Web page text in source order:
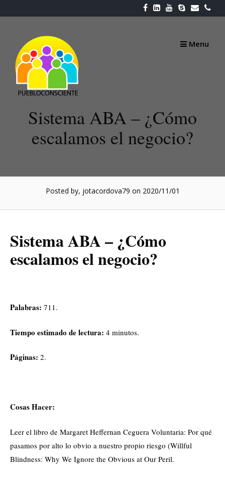
to
Menu
Sistema ABA – ¿Cómo
escalamos el negocio?
Posted by, jotacordova79 on 2020/11/01
Sistema ABA – ¿Cómo
escalamos el negocio?
Palabras: 711.
Tiempo estimado de lectura: 4 minutos.
Páginas: 2.
Cosas Hacer:
Leer el libro de Margaret Heffernan Ceguera Voluntaria: Por qué
pasamos por alto lo obvio a nuestro propio riesgo (Willful
Blindness: Why We Ignore the Obvious at Our Peril.